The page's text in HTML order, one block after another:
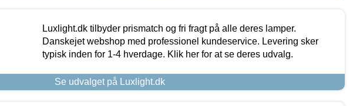
Luxlight.dk tilbyder prismatch og fri fragt på alle deres lamper.
Danskejet webshop med professionel kundeservice. Levering sker
typisk inden for 1-4 hverdage. Klik her for at se deres udvalg.
Se udvalget på Luxlight.dk